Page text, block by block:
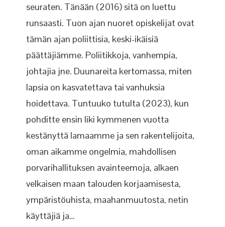
seuraten. Tänään (2016) sitä on luettu
runsaasti. Tuon ajan nuoret opiskelijat ovat
tämän ajan poliittisia, keski-ikäisiä
päättäjiämme. Poliitikkoja, vanhempia,
johtajia jne. Duunareita kertomassa, miten
lapsia on kasvatettava tai vanhuksia
hoidettava. Tuntuuko tutulta (2023), kun
pohditte ensin liki kymmenen vuotta
kestänyttä lamaamme ja sen rakentelijoita,
oman aikamme ongelmia, mahdollisen
porvarihallituksen avainteemoja, alkaen
velkaisen maan talouden korjaamisesta,
ympäristöuhista, maahanmuutosta, netin
käyttäjiä ja…